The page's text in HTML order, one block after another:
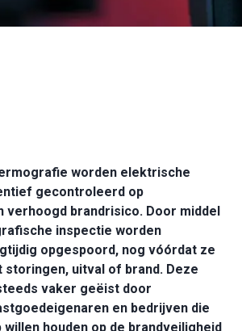
worden elektrische
gecontroleerd op
verhoogd brandrisico. Door middel
inspectie worden
opgespoord, nog vóórdat ze
storingen, uitval of brand. Deze
vaker geëist door
en bedrijven die
houden op de brandveiligheid